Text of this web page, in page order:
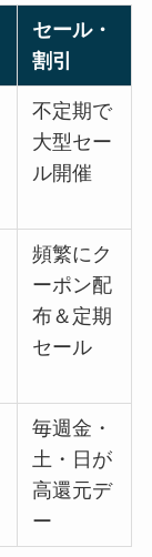
セール・
割引
不定期で
大型セー
ル開催
頻繁にク
ーポン配
布＆定期
セール
毎週金・
土・日が
高還元デ
ー